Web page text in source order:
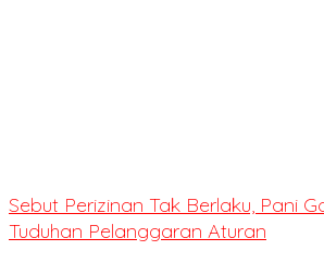
Sebut Perizinan Tak Berlaku, Pani
Tuduhan Pelanggaran Aturan